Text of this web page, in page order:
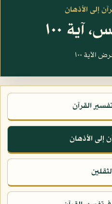
إلى الأذهان
١٠٠
الآية ١٠٠
القرآن
إلى الأذهان